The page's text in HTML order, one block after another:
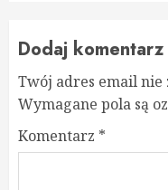
Dodaj komentarz
Twój adres email
Wymagane pola są
Komentarz *